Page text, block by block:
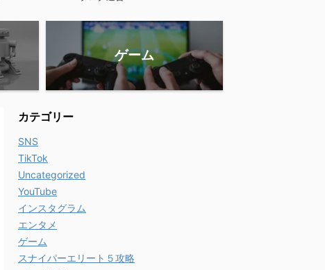
ゲーム
カテゴリー
SNS
TikTok
Uncategorized
YouTube
インスタグラム
エンタメ
ゲーム
スナイパーエリート５攻略